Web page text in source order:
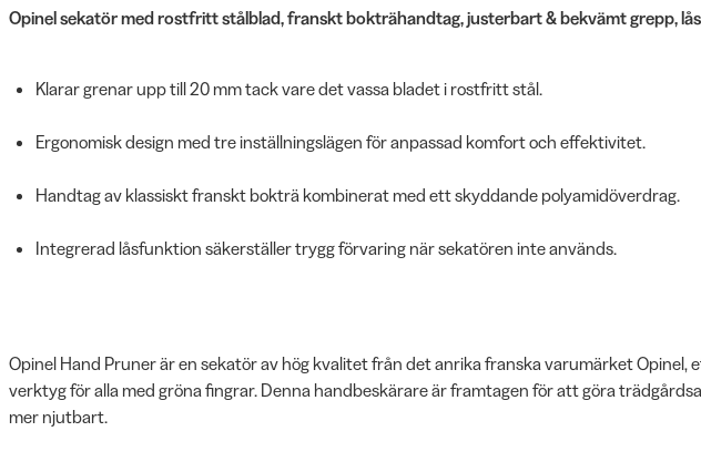
Opinel sekatör med rostfritt stålblad, franskt bokträhandtag, justerbart & bekvämt grepp,
Klarar grenar upp till 20 mm tack vare det vassa bladet i rostfritt stål.
Ergonomisk design med tre inställningslägen för anpassad komfort och effektivitet.
Handtag av klassiskt franskt bokträ kombinerat med ett skyddande polyamidöverdrag.
Integrerad låsfunktion säkerställer trygg förvaring när sekatören inte används.
Opinel Hand Pruner är en sekatör av hög kvalitet från det anrika franska varumärket Opinel,
verktyg för alla med gröna fingrar. Denna handbeskärare är framtagen för att göra
mer njutbart.